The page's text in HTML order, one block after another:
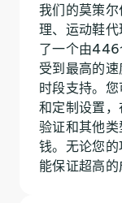
我们的莫策
理、运动鞋
了一个由446
受到最高的
时段支持。
和定制设置
验证和其他
钱。无论您
能保证超高的